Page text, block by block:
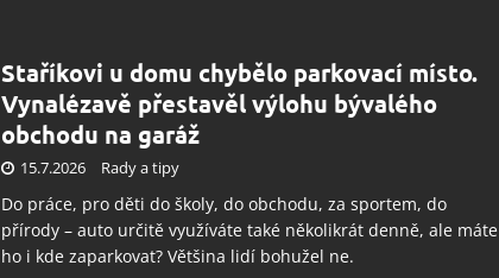
Staříkovi u domu chybělo parkovací místo.
Vynalézavě přestavěl výlohu bývalého
obchodu na garáž
15.7.2026 Rady a tipy
Do práce, pro děti do školy, do obchodu, za sportem, do
přírody – auto určitě využíváte také několikrát denně, ale máte
ho i kde zaparkovat? Většina lidí bohužel ne.